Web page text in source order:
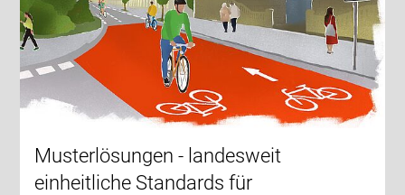
Musterlösungen - landesweit
einheitliche Standards für